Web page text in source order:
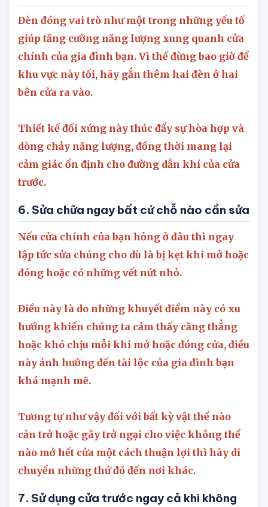
5. Thêm ánh sáng
Đèn đóng vai trò như một trong những yếu tố
giúp tăng cường năng lượng xung quanh cửa
chính của gia đình bạn. Vì thế đừng bao giờ để
khu vực này tối, hãy gắn thêm hai đèn ở hai
Thiết kế đối xứng này thúc đẩy sự hòa hợp và
dòng chảy năng lượng, đồng thời mang lại
cảm giác ổn định cho đường dẫn khí của cửa
trước.
6. Sửa chữa ngay bất cứ chỗ nào cần sửa
Nếu cửa chính của bạn hỏng ở đâu thì ngay
lập tức sửa chúng cho dù là bị kẹt khi mở hoặc
Điều này là do những khuyết điểm này có xu
hướng khiến chúng ta cảm thấy căng thẳng
hoặc khó chịu mỗi khi mở hoặc đóng cửa, điều
này ảnh hưởng đến tài lộc của gia đình bạn
Tương tự như vậy đối với bất kỳ vật thể nào
cản trở hoặc gây trở ngại cho việc không thể
nào mở hết cửa một cách thuận lợi thì hãy di
chuyển những thứ đó đến nơi khác.